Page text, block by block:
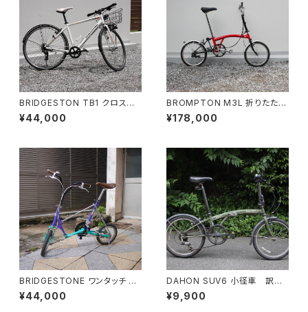
BRIDGESTON TB1 クロスバ
イク
¥44,000
BROMPTON M3L 折りたたみ
自転車
¥178,000
BRIDGESTONE ワンタッチ ピ
クニカ
¥44,000
DAHON SUV6 小径車 訳あ
り
¥9,900